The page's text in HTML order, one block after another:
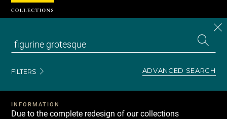
FILTERS ADVANCED SEARCH
INFORMATION
Due to the complete redesign of our collections
Cookies management panel